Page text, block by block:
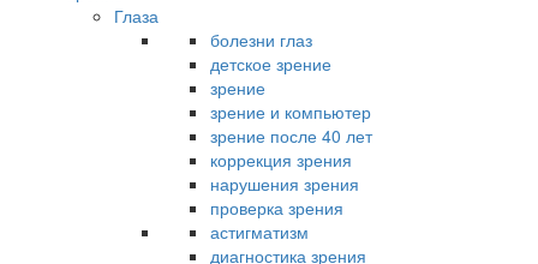
Глаза
болезни глаз
детское зрение
зрение
зрение и компьютер
зрение после 40 лет
коррекция зрения
нарушения зрения
проверка зрения
астигматизм
диагностика зрения